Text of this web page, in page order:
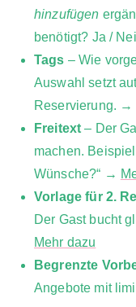
hinzufügen
benötigt? Ja /
Tags – Wie
Auswahl setzt
Reservierung. →
Freitext – Der
machen.
Wünsche?“ →
Vorlage für 2.
Der Gast bucht
Mehr dazu
Begrenzte
Angebote mit